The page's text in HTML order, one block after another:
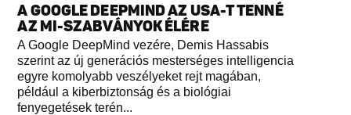
A GOOGLE DEEPMIND AZ USA-T TENNÉ
AZ MI-SZABVÁNYOK ÉLÉRE
A Google DeepMind vezére, Demis Hassabis
szerint az új generációs mesterséges intelligencia
egyre komolyabb veszélyeket rejt magában,
például a kiberbiztonság és a biológiai
fenyegetések terén...